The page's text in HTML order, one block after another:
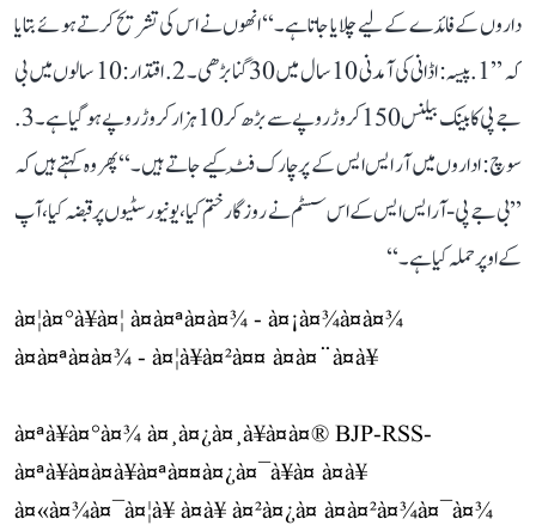
داروں کے فائدے کے لیے چلایا جاتا ہے۔‘‘ انھوں نے اس کی تشریح کرتے ہوئے بتایا
کہ ’’1. پیسہ: اڈانی کی آمدنی 10 سال میں 30 گنا بڑھی۔ 2. اقتدار: 10 سالوں میں بی
جے پی کا بینک بیلنس 150 کروڑ روپے سے بڑھ کر 10 ہزار کروڑ روپے ہو گیا ہے۔ 3.
سوچ: اداروں میں آر ایس ایس کے پرچارک فِٹ کیے جاتے ہیں۔‘‘ پھر وہ کہتے ہیں کہ
’’بی جے پی-آر ایس ایس کے اس سسٹم نے روزگار ختم کیا، یونیورسٹیوں پر قبضہ کیا، آپ
کے اوپر حملہ کیا ہے۔‘‘
à¤¦à¤°à¥à¤¦ à¤à¤ªà¤à¤¾ - à¤¡à¤¾à¤à¤¾
à¤à¤ªà¤à¤¾ - à¤¦à¥à¤²à¤¤ à¤à¤¨à¤à¥
à¤ªà¥à¤°à¤¾ à¤¸à¤¿à¤¸à¥à¤à¤® BJP-RSS-
à¤ªà¥à¤à¤à¥à¤ªà¤¤à¤¿à¤¯à¥à¤ à¤à¥
à¤«à¤¾à¤¯à¤¦à¥ à¤à¥ à¤²à¤¿à¤ à¤à¤²à¤¾à¤¯à¤¾